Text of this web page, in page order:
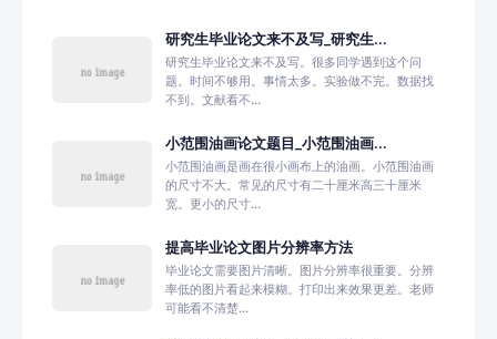
研究生毕业论文来不及写_研究生...
研究生毕业论文来不及写。很多同学遇到这个问
题。时间不够用。事情太多。实验做不完。数据找
不到。文献看不...
小范围油画论文题目_小范围油画...
小范围油画是画在很小画布上的油画。小范围油画
的尺寸不大。常见的尺寸有二十厘米高三十厘米
宽。更小的尺寸...
提高毕业论文图片分辨率方法
毕业论文需要图片清晰。图片分辨率很重要。分辨
率低的图片看起来模糊。打印出来效果更差。老师
可能看不清楚...